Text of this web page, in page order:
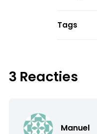
Tags
3 Reacties
Manuel